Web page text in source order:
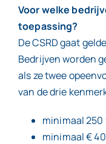
Voor welke
toepassing?
De CSRD gaat
Bedrijven worden
als ze twee
van de drie
minimaal
minimaal €